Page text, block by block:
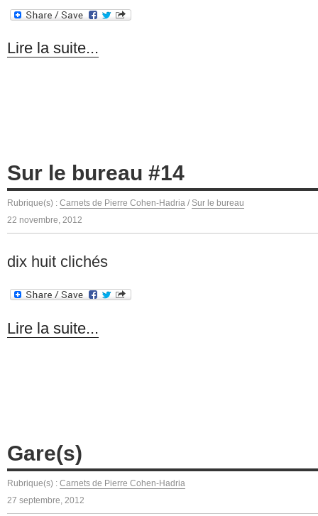
Lire la suite...
Sur le bureau #14
Rubrique(s) : Carnets de Pierre Cohen-Hadria / Sur le bureau
22 novembre, 2012
dix huit clichés
Lire la suite...
Gare(s)
Rubrique(s) : Carnets de Pierre Cohen-Hadria
27 septembre, 2012